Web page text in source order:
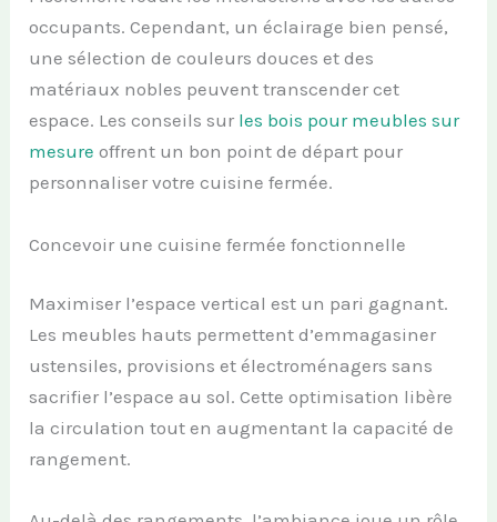
occupants. Cependant, un éclairage bien pensé,
une sélection de couleurs douces et des
matériaux nobles peuvent transcender cet
espace. Les conseils sur les bois pour meubles sur
mesure offrent un bon point de départ pour
personnaliser votre cuisine fermée.
Concevoir une cuisine fermée fonctionnelle
Maximiser l’espace vertical est un pari gagnant.
Les meubles hauts permettent d’emmagasiner
ustensiles, provisions et électroménagers sans
sacrifier l’espace au sol. Cette optimisation libère
la circulation tout en augmentant la capacité de
rangement.